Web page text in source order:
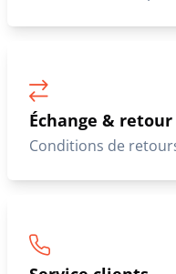
Échange & retour
Conditions de